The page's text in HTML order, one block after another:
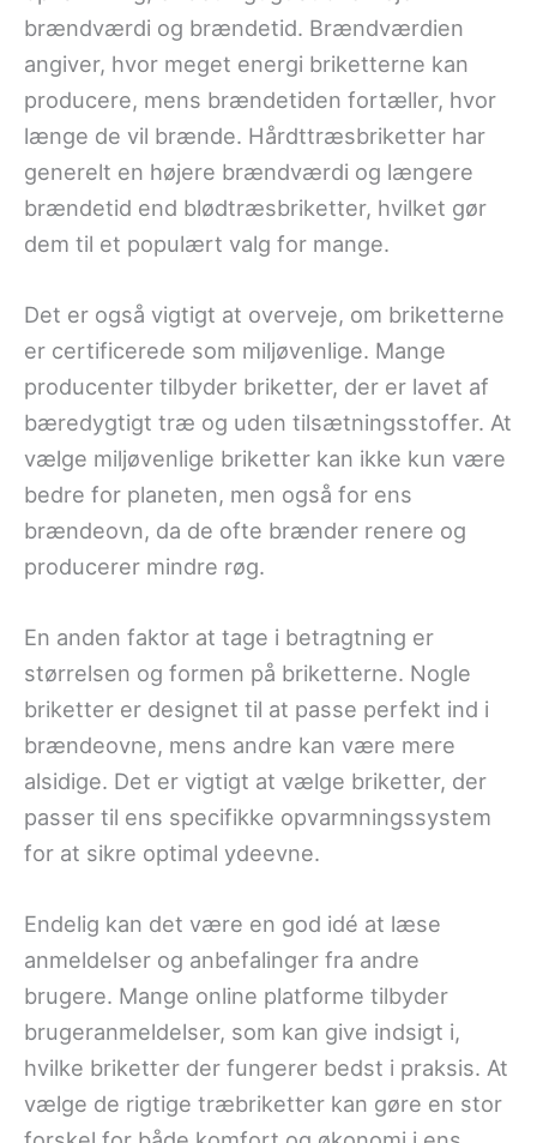
brændværdi og brændetid. Brændværdien
angiver, hvor meget energi briketterne kan
producere, mens brændetiden fortæller, hvor
længe de vil brænde. Hårdttræsbriketter har
generelt en højere brændværdi og længere
brændetid end blødtræsbriketter, hvilket gør
dem til et populært valg for mange.
Det er også vigtigt at overveje, om briketterne
er certificerede som miljøvenlige. Mange
producenter tilbyder briketter, der er lavet af
bæredygtigt træ og uden tilsætningsstoffer. At
vælge miljøvenlige briketter kan ikke kun være
bedre for planeten, men også for ens
brændeovn, da de ofte brænder renere og
producerer mindre røg.
En anden faktor at tage i betragtning er
størrelsen og formen på briketterne. Nogle
briketter er designet til at passe perfekt ind i
brændeovne, mens andre kan være mere
alsidige. Det er vigtigt at vælge briketter, der
passer til ens specifikke opvarmningssystem
for at sikre optimal ydeevne.
Endelig kan det være en god idé at læse
anmeldelser og anbefalinger fra andre
brugere. Mange online platforme tilbyder
brugeranmeldelser, som kan give indsigt i,
hvilke briketter der fungerer bedst i praksis. At
vælge de rigtige træbriketter kan gøre en stor